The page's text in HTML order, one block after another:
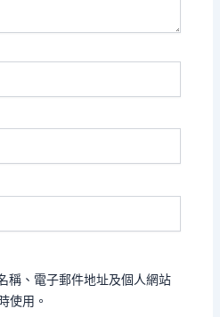
稱、電子郵件地址及個人網站
使用。